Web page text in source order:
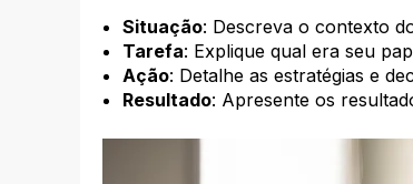
Situação: Descreva o contexto
Tarefa: Explique qual era seu
Ação: Detalhe as estratégias e
Resultado: Apresente os